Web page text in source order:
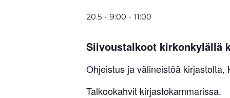
20.5 - 9:00 - 11:00
Siivoustalkoot kirkonkylällä
Ohjeistus ja välineistöä kirjastolta,
Talkookahvit kirjastokammarissa.